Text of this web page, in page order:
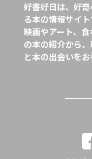
好書好日は、好
る本の情報サイト
映画やアート、
の本の紹介から
と本の出会いをお